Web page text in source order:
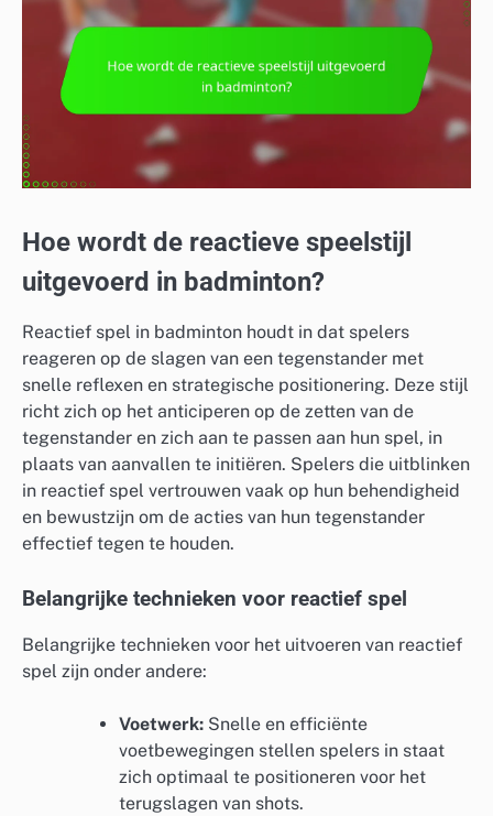
Hoe wordt de reactieve speelstijl
uitgevoerd in badminton?
Reactief spel in badminton houdt in dat spelers
reageren op de slagen van een tegenstander met
snelle reflexen en strategische positionering. Deze stijl
richt zich op het anticiperen op de zetten van de
tegenstander en zich aan te passen aan hun spel, in
plaats van aanvallen te initiëren. Spelers die uitblinken
in reactief spel vertrouwen vaak op hun behendigheid
en bewustzijn om de acties van hun tegenstander
effectief tegen te houden.
Belangrijke technieken voor reactief spel
Belangrijke technieken voor het uitvoeren van reactief
spel zijn onder andere:
Voetwerk: Snelle en efficiënte
voetbewegingen stellen spelers in staat
zich optimaal te positioneren voor het
terugslagen van shots.